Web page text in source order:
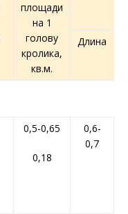
площади
на 1
голову
кролика,
кв.м.
Длина
0,5-0,65
0,18
0,6-
0,7